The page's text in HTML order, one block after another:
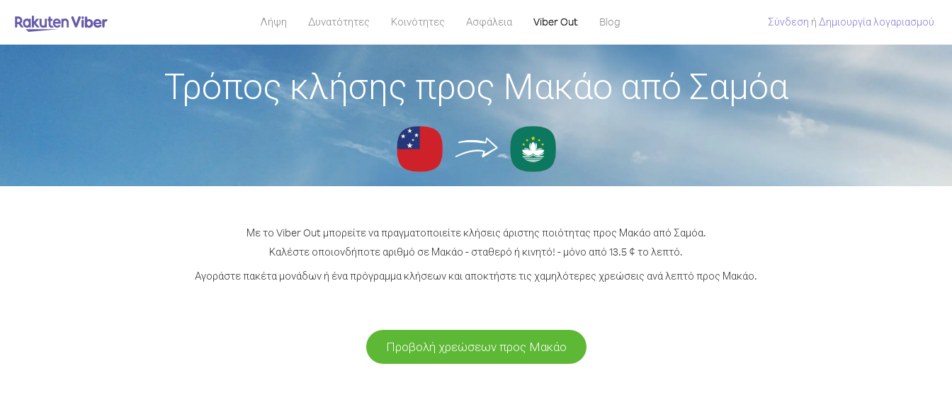
Λήψη Δυνατότητες Κοινότητες Ασφάλεια Viber Out Blog Σύνδεση ή Δημιουργία λογαριασμού
Τρόπος κλήσης προς Μακάο από Σαμόα
Με το Viber Out μπορείτε να πραγματοποιείτε κλήσεις άριστης ποιότητας προς Μακάο από Σαμόα.
Καλέστε οποιονδήποτε αριθμό σε Μακάο - σταθερό ή κινητό! - μόνο από 13.5 ¢ το λεπτό.
Αγοράστε πακέτα μονάδων ή ένα πρόγραμμα κλήσεων και αποκτήστε τις χαμηλότερες χρεώσεις ανά λεπτό προς Μακάο.
Προβολή χρεώσεων προς Μακάο